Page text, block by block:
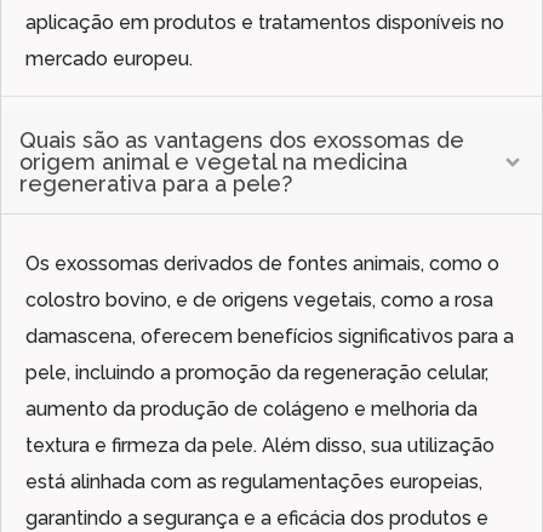
aplicação em produtos e tratamentos disponíveis no
mercado europeu.
Quais são as vantagens dos exossomas de
origem animal e vegetal na medicina
regenerativa para a pele?
Os exossomas derivados de fontes animais, como o
colostro bovino, e de origens vegetais, como a rosa
damascena, oferecem benefícios significativos para a
pele, incluindo a promoção da regeneração celular,
aumento da produção de colágeno e melhoria da
textura e firmeza da pele. Além disso, sua utilização
está alinhada com as regulamentações europeias,
garantindo a segurança e a eficácia dos produtos e